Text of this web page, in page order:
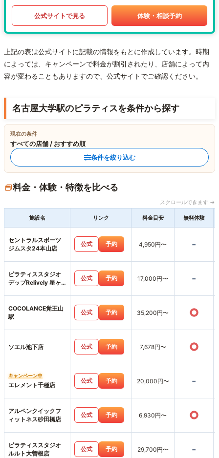
公式サイトで見る 体験・相談予約
上記の表は公式サイトに記載の情報をもとに作成しています。時期
によっては、キャンペーンで料金が割引されたり、店舗によって内
容が変わることもありますので、公式サイトでご確認ください。
名古屋大学駅のピラティスを条件から探す
現在の条件
すべての店舗 / おすすめ順
条件を絞り込む
料金・体験・特徴を比べる
スクロールできます →
施設名 リンク 料金目安 無料体験
セントラルスポーツ
ジムスタ24本山店
公式 予約 4,950円〜 -
ピラティススタジオ
デップRelively 星ヶ
公式 予約 17,000円〜 -
COCOLANCE覚王山
駅
公式 予約 35,200円〜 ○
ソエル池下店 公式 予約 7,678円〜 ○
キャンペーン中
エレメント千種店
公式 予約 20,000円〜 -
アルペンクイックフ
ィットネス砂田橋店
公式 予約 6,930円〜 ○
ピラティススタジオ
ルルト大曽根店
公式 予約 29,700円〜 -